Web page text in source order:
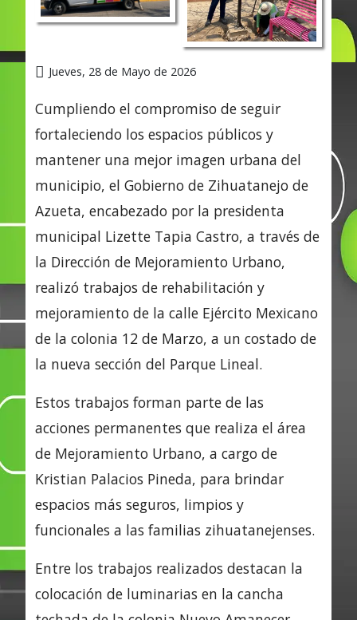
Jueves, 28 de Mayo de 2026
Cumpliendo el compromiso de seguir
fortaleciendo los espacios públicos y
mantener una mejor imagen urbana del
municipio, el Gobierno de Zihuatanejo de
Azueta, encabezado por la presidenta
municipal Lizette Tapia Castro, a través de
la Dirección de Mejoramiento Urbano,
realizó trabajos de rehabilitación y
mejoramiento de la calle Ejército Mexicano
de la colonia 12 de Marzo, a un costado de
la nueva sección del Parque Lineal.
Estos trabajos forman parte de las
acciones permanentes que realiza el área
de Mejoramiento Urbano, a cargo de
Kristian Palacios Pineda, para brindar
espacios más seguros, limpios y
funcionales a las familias zihuatanejenses.
Entre los trabajos realizados destacan la
colocación de luminarias en la cancha